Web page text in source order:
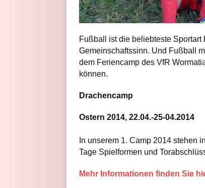
Fußball ist die beliebteste
Gemeinschaftssinn. Und Fußball
dem Feriencamp des VfR
können.
Drachencamp
Ostern 2014, 22.04.-25-04.2014
In unserem 1. Camp 2014 stehen
Tage Spielformen und
Mehr Informationen finden Sie